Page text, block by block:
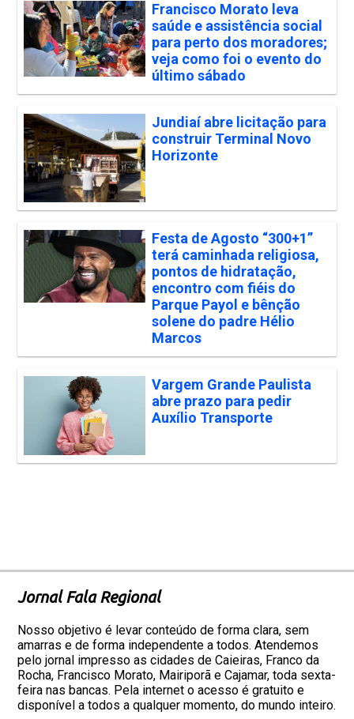
Francisco Morato leva
saúde e assistência social
para perto dos moradores;
veja como foi o evento do
último sábado
Jundiaí abre licitação para
construir Terminal Novo
Horizonte
Festa de Agosto “300+1”
terá caminhada religiosa,
pontos de hidratação,
encontro com fiéis do
Parque Payol e bênção
solene do padre Hélio
Marcos
Vargem Grande Paulista
abre prazo para pedir
Auxílio Transporte
Jornal Fala Regional
Nosso objetivo é levar conteúdo de forma clara, sem
amarras e de forma independente a todos. Atendemos
pelo jornal impresso as cidades de Caieiras, Franco da
Rocha, Francisco Morato, Mairiporã e Cajamar, toda sexta-
feira nas bancas. Pela internet o acesso é gratuito e
disponível a todos a qualquer momento, do mundo inteiro.